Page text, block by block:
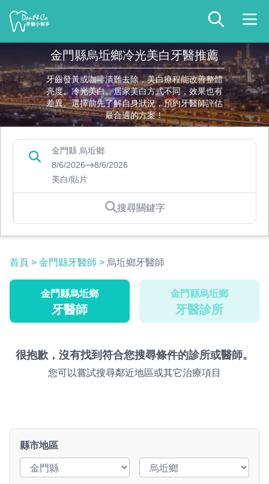
金門縣烏坵鄉冷光美白牙醫推薦
牙齒發黃或咖啡漬難去除，美白療程能改善整體
亮度。冷光美白、居家美白方式不同，效果也有
差異。選擇前先了解自身狀況，預約牙醫師評估
最合適的方案！
金門縣 烏坵鄉
8/6/2026
8/6/2026
美白/貼片
搜尋關鍵字
首頁 > 金門縣牙醫師 > 烏坵鄉牙醫師
金門縣烏坵鄉
牙醫師
金門縣烏坵鄉
牙醫診所
很抱歉，沒有找到符合您搜尋條件的診所或醫師。
您可以嘗試搜尋鄰近地區或其它治療項目
縣市地區